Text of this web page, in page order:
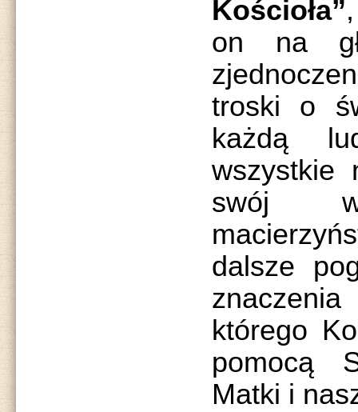
Kościoła”
on na
troski o
każdą
wszystkie
swój
dalsze
którego
pomocą
Matki i